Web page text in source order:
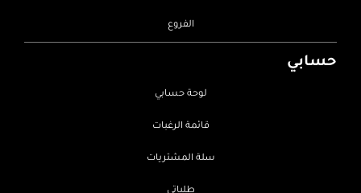
الفروع
حسابي
لوحة حسابي
قائمة الرغبات
سلة المشتريات